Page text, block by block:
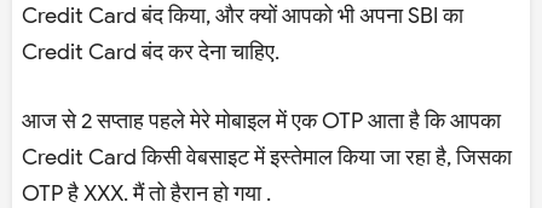
Credit Card बंद किया, और क्यों आपको भी अपना SBI का
Credit Card बंद कर देना चाहिए.
आज से 2 सप्ताह पहले मेरे मोबाइल में एक OTP आता है कि आपका
Credit Card किसी वेबसाइट में इस्तेमाल किया जा रहा है, जिसका
OTP है XXX. मैं तो हैरान हो गया .